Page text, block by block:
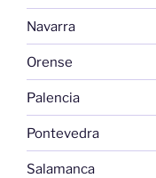
Navarra
Orense
Palencia
Pontevedra
Salamanca